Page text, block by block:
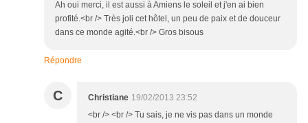
Ah oui merci, il est aussi à Amiens le soleil et j'en ai bien
profité.<br /> Très joli cet hôtel, un peu de paix et de douceur
dans ce monde agité.<br /> Gros bisous
Répondre
C Christiane 19/02/2013 23:52
<br /> <br /> Tu sais, je ne vis pas dans un monde